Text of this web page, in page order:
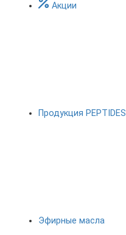
Акции
Продукция PEPTIDES
Эфирные масла